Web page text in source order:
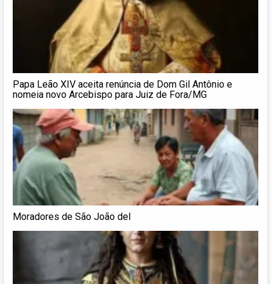
Papa Leão XIV aceita renúncia de Dom Gil Antônio e
nomeia novo Arcebispo para Juiz de Fora/MG
Moradores de São João del